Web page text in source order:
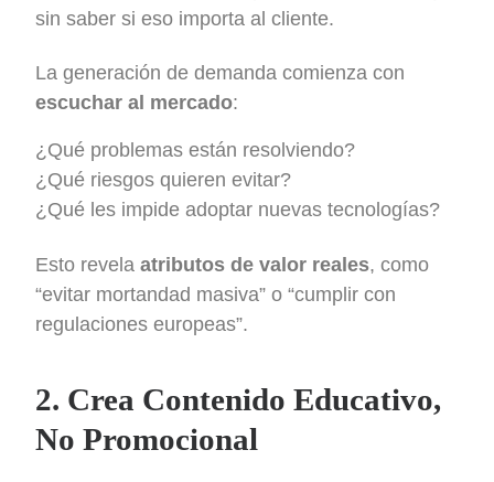
sin saber si eso importa al cliente.
La generación de demanda comienza con
escuchar al mercado:
¿Qué problemas están resolviendo?
¿Qué riesgos quieren evitar?
¿Qué les impide adoptar nuevas tecnologías?
Esto revelaatributos de valor reales, como
“evitar mortandad masiva” o “cumplir con
regulaciones europeas”.
2. Crea Contenido Educativo,
No Promocional